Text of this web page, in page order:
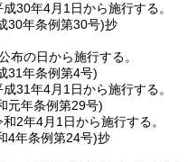
30年4月1日から施行する。
30年条例第30号)抄
布の日から施行する。
31年条例第4号)
31年4月1日から施行する。
元年条例第29号)
2年4月1日から施行する。
4年条例第24号)抄